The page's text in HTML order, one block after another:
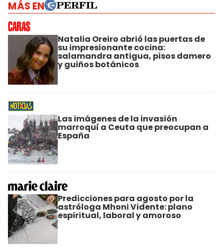
MÁS EN
Natalia Oreiro abrió las puertas de
su impresionante cocina:
salamandra antigua, pisos damero
y guiños botánicos
Las imágenes de la invasión
marroquí a Ceuta que preocupan a
España
Predicciones para agosto por la
astróloga Mhoni Vidente: plano
espiritual, laboral y amoroso